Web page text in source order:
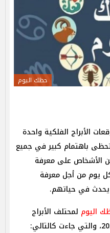
حظك اليوم
الأبراج الفلكية واحدة
باهتمام كبير في جميع
الأشخاص على معرفة
يوم من أجل معرفة
يحدث في حياتهم.
اليوم لمحتلف الأبراج